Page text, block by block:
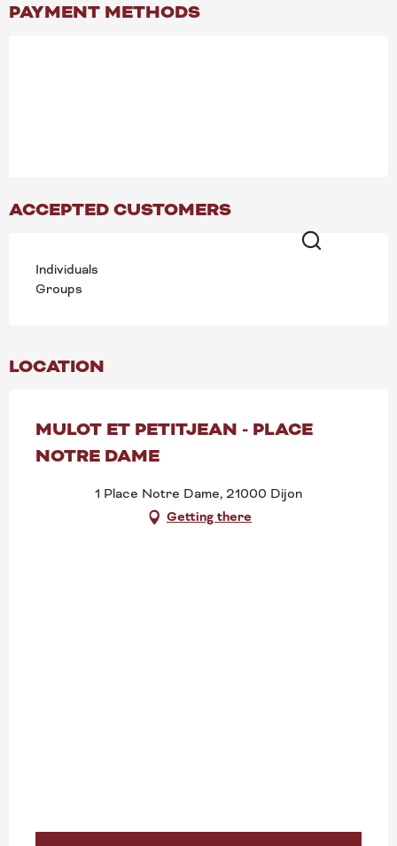
PAYMENT METHODS
ACCEPTED CUSTOMERS
Individuals
Groups
LOCATION
MULOT ET PETITJEAN - PLACE
NOTRE DAME
1 Place Notre Dame, 21000 Dijon
Getting there